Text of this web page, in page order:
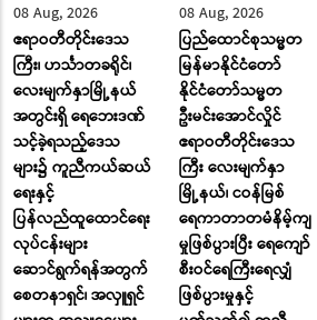
08 Aug, 2026
ဧရာဝတီတိုင်းဒေသ
ကြီး၊ ဟင်္သာတခရိုင်၊
လေးမျက်နှာမြို့နယ်
အတွင်းရှိ ရေဘေးဒဏ်
သင့်ခဲ့ရသည့်ဒေသ
များ၌ ကူညီကယ်ဆယ်
ရေးနှင့်
ပြန်လည်ထူထောင်ရေး
လုပ်ငန်းများ
ဆောင်ရွက်ရန်အတွက်
စေတနာရှင်၊ အလှူရှင်
08 Aug, 2026
ပြည်ထောင်စုသမ္မတ
မြန်မာနိုင်ငံတော်
နိုင်ငံတော်သမ္မတ
ဦးမင်းအောင်လှိုင်
ဧရာဝတီတိုင်းဒေသ
ကြီး လေးမျက်နှာ
မြို့နယ်၊ ငဝန်မြစ်
ရေကာတာတမံနိမ့်ကျ
မှုဖြစ်ပွားပြီး ရေကျော်
စီးဝင်ရေကြီးရေလျှံ
ဖြစ်ပွားမှုနှင့်